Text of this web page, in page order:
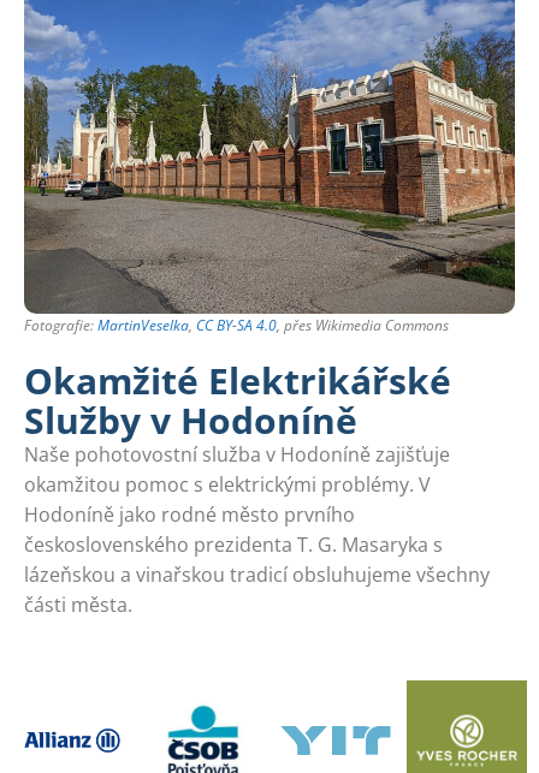
Fotografie:MartinVeselka, CC BY-SA 4.0, přes Wikimedia Commons
Okamžité Elektrikářské
Služby v Hodoníně
Naše pohotovostní služba v Hodoníně zajišťuje
okamžitou pomoc s elektrickými problémy. V
Hodoníně jako rodné město prvního
československého prezidenta T. G. Masaryka s
lázeňskou a vinařskou tradicí obsluhujeme všechny
části města.